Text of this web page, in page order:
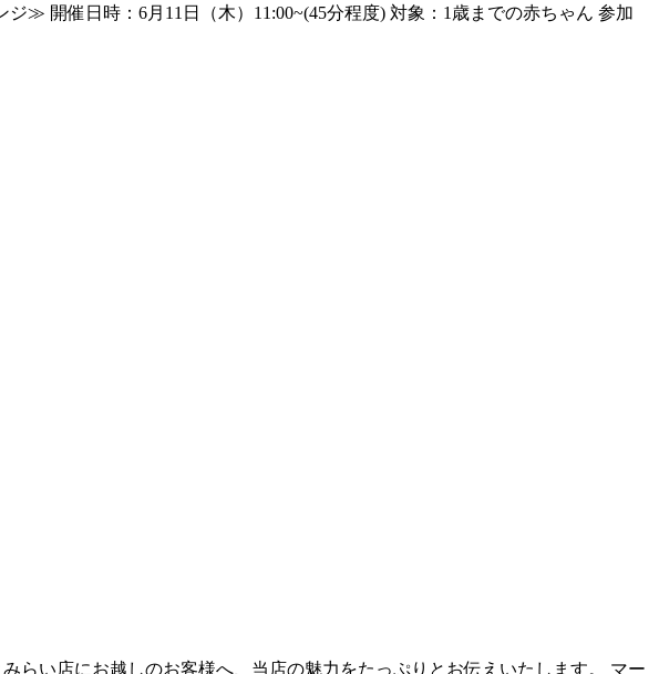
開催日時：6月11日（木）11:00~(45分程度) 対象：1歳までの赤ちゃん 参加
らい店にお越しのお客様へ、当店の魅力をたっぷりとお伝えいたします。 マー